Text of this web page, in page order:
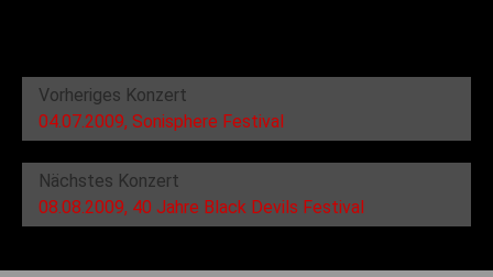
Vorheriges Konzert
04.07.2009, Sonisphere Festival
Nächstes Konzert
08.08.2009, 40 Jahre Black Devils Festival